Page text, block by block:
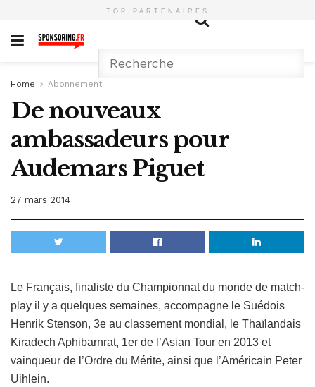
TOP PARTENAIRES
Home Abonnement
De nouveaux
ambassadeurs pour
Audemars Piguet
27 mars 2014
Le Français, finaliste du Championnat du monde de match-
play il y a quelques semaines, accompagne le Suédois
Henrik Stenson, 3e au classement mondial, le Thaïlandais
Kiradech Aphibarnrat, 1er de l’Asian Tour en 2013 et
vainqueur de l’Ordre du Mérite, ainsi que l’Américain Peter
Uihlein.